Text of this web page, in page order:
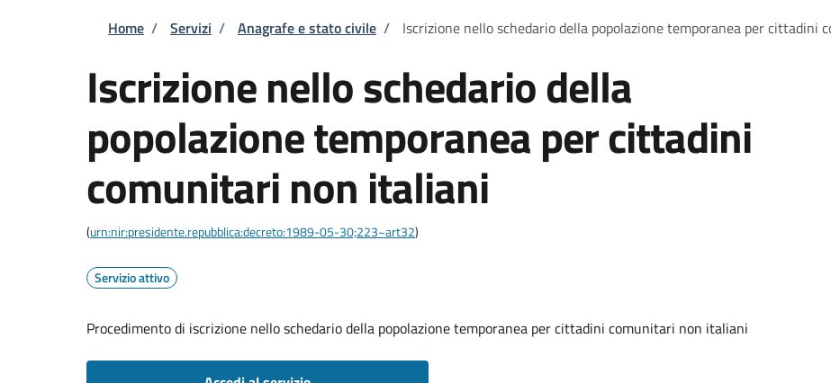
Briciole di pane
Home / Servizi / Anagrafe e stato civile / Iscrizione nello schedario della popolazione temporanea per cittadini
Iscrizione nello schedario della
popolazione temporanea per cittadini
comunitari non italiani
(urn:nir:presidente.repubblica:decreto:1989-05-30;223~art32)
Servizio attivo
Procedimento di iscrizione nello schedario della popolazione temporanea per cittadini comunitari non italiani